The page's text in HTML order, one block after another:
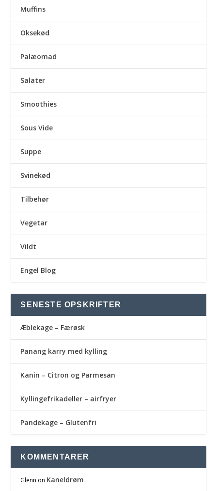
Muffins
Oksekød
Palæomad
Salater
Smoothies
Sous Vide
Suppe
Svinekød
Tilbehør
Vegetar
Vildt
Engel Blog
SENESTE OPSKRIFTER
Æblekage – Færøsk
Panang karry med kylling
Kanin – Citron og Parmesan
Kyllingefrikadeller – airfryer
Pandekage – Glutenfri
KOMMENTARER
Glenn on Kaneldrøm